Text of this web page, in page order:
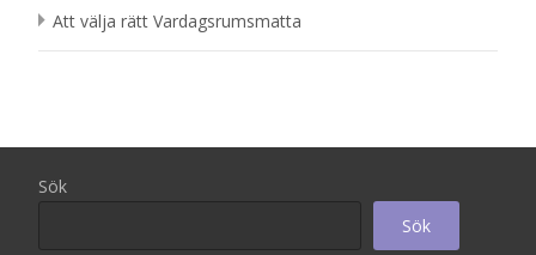
Att välja rätt Vardagsrumsmatta
Sök
Sök